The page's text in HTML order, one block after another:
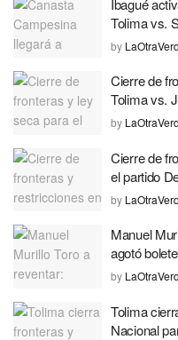
Tolima vs.
by
Cierre de
Tolima vs.
by
Cierre de
el partido
by
Manuel
agotó
by
Tolima
Nacional